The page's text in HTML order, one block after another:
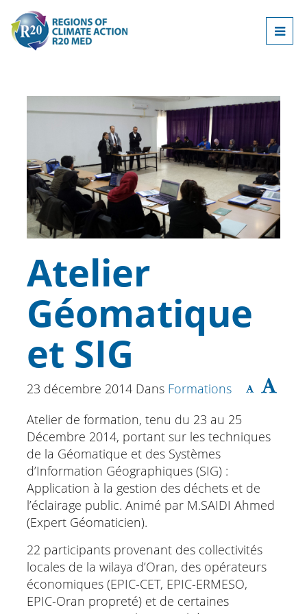
Atelier
Géomatique
et SIG
23 décembre 2014 Dans Formations
Atelier de formation, tenu du 23 au 25
Décembre 2014, portant sur les techniques
de la Géomatique et des Systèmes
d’Information Géographiques (SIG) :
Application à la gestion des déchets et de
l’éclairage public. Animé par M.SAIDI Ahmed
(Expert Géomaticien).
22 participants provenant des collectivités
locales de la wilaya d’Oran, des opérateurs
économiques (EPIC-CET, EPIC-ERMESO,
EPIC-Oran propreté) et de certaines